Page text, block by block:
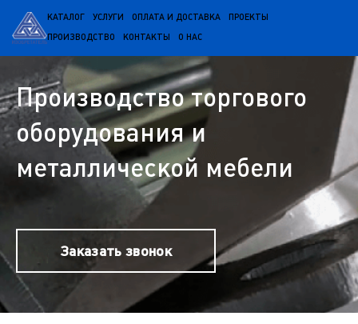
КАТАЛОГ УСЛУГИ ОПЛАТА И ДОСТАВКА ПРОЕКТЫ
ПРОИЗВОДСТВО КОНТАКТЫ О НАС
Производство торгового
оборудования и
металлической мебели
Заказать звонок